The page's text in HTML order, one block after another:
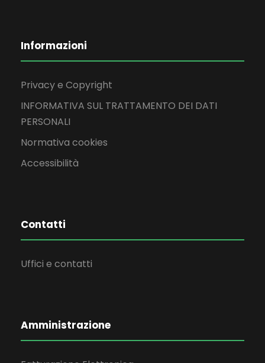
Informazioni
Privacy e Copyright
INFORMATIVA SUL TRATTAMENTO DEI DATI
PERSONALI
Normativa cookies
Accessibilità
Contatti
Uffici e contatti
Amministrazione